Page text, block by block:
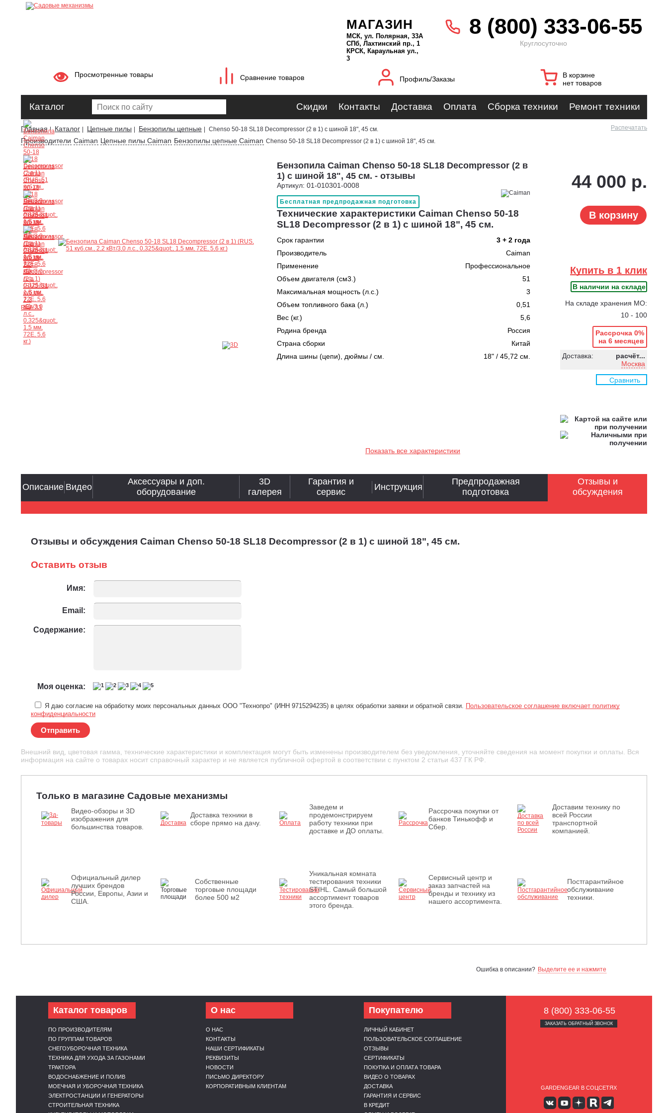
МАГАЗИН
МСК, ул. Полярная, 33А
СПб, Лахтинский пр., 1
КРСК, Караульная ул.,
3
8 (800) 333-06-55
Круглосуточно
Просмотренные товары Сравнение товаров Профиль/Заказы
В корзине
нет товаров
Каталог Скидки Контакты Доставка Оплата Сборка техники Ремонт техники
Главная|Каталог Цепные пилы Бензопилы цепные Chenso 50-18 SL18 Decompressor (2 в 1) с шиной 18", 45 см. Распечатать
Производители Caiman Цепные пилы Caiman Бензопилы цепные Caiman Chenso 50-18 SL18 Decompressor (2 в 1) с шиной 18", 45 см.
Ещё 33
Бензопила Caiman Chenso 50-18 SL18 Decompressor (2 в
1) с шиной 18", 45 см. - отзывы
Артикул: 01-010301-0008
Бесплатная предпродажная подготовка
Технические характеристики Caiman Chenso 50-18
SL18 Decompressor (2 в 1) с шиной 18", 45 см.
Срок гарантии
3 + 2 года
Производитель
Caiman
Применение
Профессиональное
Объем двигателя (см3.)
51
Максимальная мощность (л.с.)
3
Объем топливного бака (л.)
0,51
Вес (кг.)
5,6
Родина бренда
Россия
Страна сборки
Китай
Длина шины (цепи), дюймы / см.
18" / 45,72 см.
Показать все характеристики
44 000 р.
В корзину
Купить в 1 клик
В наличии на складе
На складе хранения МО:
10 - 100
Рассрочка 0%
на 6 месяцев
Доставка:
расчёт...
Москва
Сравнить
Отзывы и обсуждения Caiman Chenso 50-18 SL18 Decompressor (2 в 1) с шиной 18", 45 см.
Оставить отзыв
Имя:
Email:
Содержание:
Моя оценка:
Я даю согласие на обработку моих персональных данных ООО "Технопро" (ИНН 9715294235) в целях обработки заявки и обратной связи. Пользовательское соглашение включает политику
конфиденциальности
Отправить
Описание Видео
Аксессуары и доп.
оборудование
3D
галерея
Гарантия и
сервис
Инструкция
Предпродажная
подготовка
Отзывы и
обсуждения
Внешний вид, цветовая гамма, технические характеристики и комплектация могут быть изменены производителем без уведомления, уточняйте сведения на момент покупки и оплаты. Вся
информация на сайте о товарах носит справочный характер и не является публичной офертой в соответствии с пунктом 2 статьи 437 ГК РФ.
Только в магазине Садовые механизмы
Видео-обзоры и 3D
изображения для
большинства товаров.
Доставка техники в
сборе прямо на дачу.
Заведем и
продемонстрируем
работу техники при
доставке и ДО оплаты.
Рассрочка покупки от
банков Тинькофф и
Сбер.
Доставим технику по
всей России
транспортной
компанией.
Официальный дилер
лучших брендов
России, Европы, Азии и
США.
Собственные
торговые площади
более 500 м2
Уникальная комната
тестирования техники
STIHL. Самый большой
ассортимент товаров
этого бренда.
Сервисный центр и
заказ запчастей на
бренды и технику из
нашего ассортимента.
Постгарантийное
обслуживание
техники.
Ошибка в описании? Выделите ее и нажмите
Каталог товаров
ПО ПРОИЗВОДИТЕЛЯМ
ПО ГРУППАМ ТОВАРОВ
СНЕГОУБОРОЧНАЯ ТЕХНИКА
ТЕХНИКА ДЛЯ УХОДА ЗА ГАЗОНАМИ
ТРАКТОРА
ВОДОСНАБЖЕНИЕ И ПОЛИВ
МОЕЧНАЯ И УБОРОЧНАЯ ТЕХНИКА
ЭЛЕКТРОСТАНЦИИ И ГЕНЕРАТОРЫ
СТРОИТЕЛЬНАЯ ТЕХНИКА
О нас
О НАС
КОНТАКТЫ
НАШИ СЕРТИФИКАТЫ
РЕКВИЗИТЫ
НОВОСТИ
ПИСЬМО ДИРЕКТОРУ
КОРПОРАТИВНЫМ КЛИЕНТАМ
Покупателю
ЛИЧНЫЙ КАБИНЕТ
ПОЛЬЗОВАТЕЛЬСКОЕ СОГЛАШЕНИЕ
ОТЗЫВЫ
СЕРТИФИКАТЫ
ПОКУПКА И ОПЛАТА ТОВАРА
ВИДЕО О ТОВАРАХ
ДОСТАВКА
ГАРАНТИЯ И СЕРВИС
В КРЕДИТ
8 (800) 333-06-55
ЗАКАЗАТЬ ОБРАТНЫЙ ЗВОНОК
GARDENGEAR В СОЦСЕТЯХ